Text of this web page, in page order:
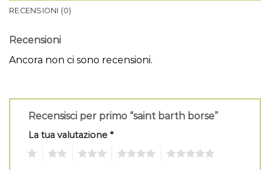
RECENSIONI (0)
Recensioni
Ancora non ci sono recensioni.
Recensisci per primo “saint barth borse”
La tua valutazione *